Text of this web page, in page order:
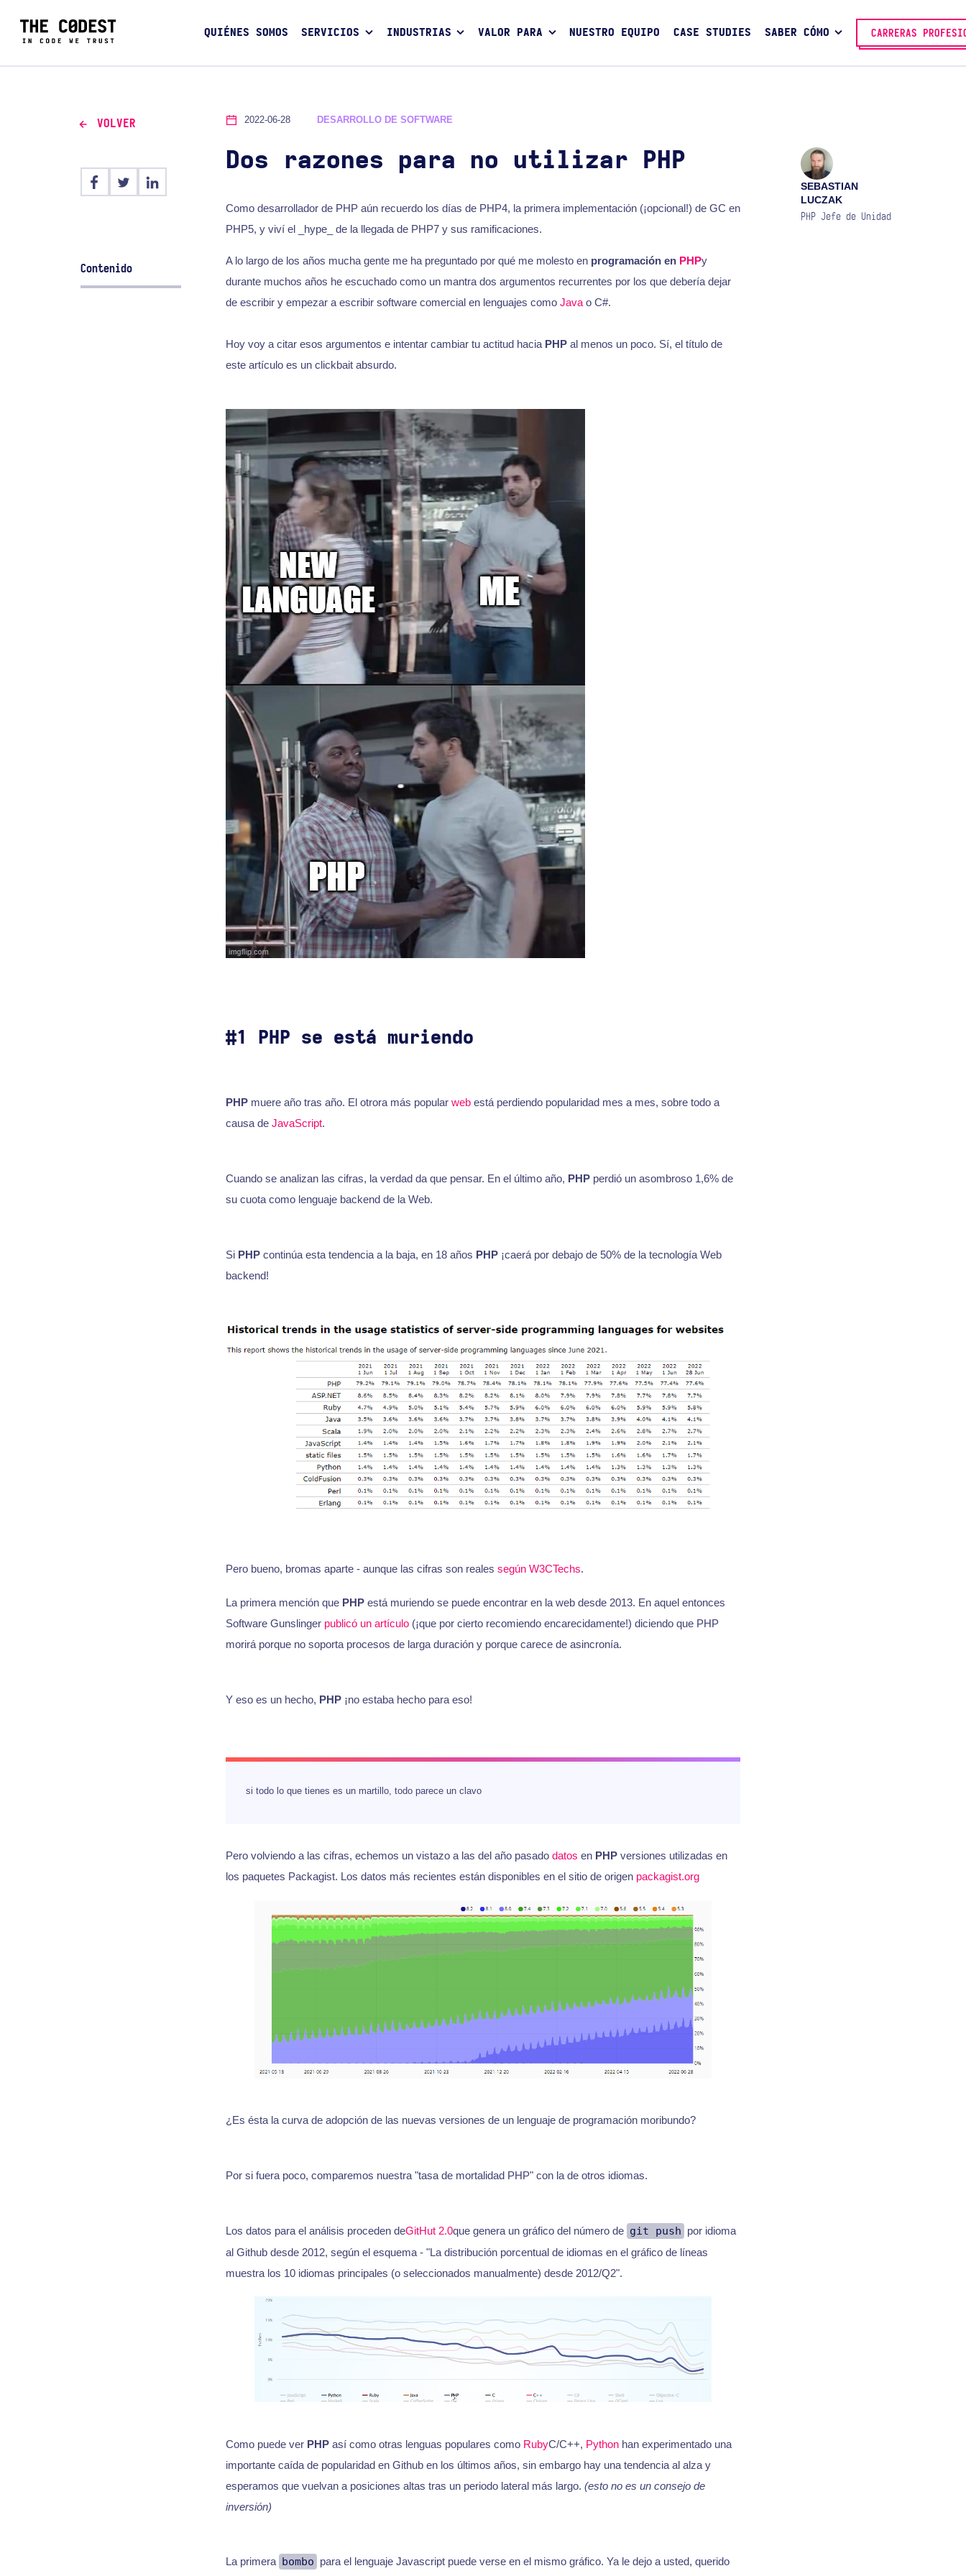
QUIÉNES SOMOS SERVICIOS INDUSTRIAS VALOR PARA NUESTRO EQUIPO CASE STUDIES SABER CÓMO CARRERAS
VOLVER
Contenido
2022-06-28 DESARROLLO DE SOFTWARE
Dos razones para no utilizar PHP
SEBASTIAN
LUCZAK
PHP Jefe de Unidad
Como desarrollador de PHP aún recuerdo los días de PHP4, la primera implementación (¡opcional!) de GC en
PHP5, y viví el _hype_ de la llegada de PHP7 y sus ramificaciones.
A lo largo de los años mucha gente me ha preguntado por qué me molesto en programación en PHPy
durante muchos años he escuchado como un mantra dos argumentos recurrentes por los que debería dejar
de escribir y empezar a escribir software comercial en lenguajes como Javao C#.
Hoy voy a citar esos argumentos e intentar cambiar tu actitud hacia PHPal menos un poco. Sí, el título de
este artículo es un clickbait absurdo.
#1 PHP se está muriendo
PHPmuere año tras año. El otrora más popular webestá perdiendo popularidad mes a mes, sobre todo a
causa de JavaScript.
Cuando se analizan las cifras, la verdad da que pensar. En el último año, PHPperdió un asombroso 1,6% de
su cuota como lenguaje backend de la Web.
Si PHPcontinúa esta tendencia a la baja, en 18 años PHP¡caerá por debajo de 50% de la tecnología Web
backend!
Pero bueno, bromas aparte - aunque las cifras son reales según W3CTechs.
La primera mención que PHPestá muriendo se puede encontrar en la web desde 2013. En aquel entonces
Software Gunslinger publicó un artículo(¡que por cierto recomiendo encarecidamente!) diciendo que PHP
morirá porque no soporta procesos de larga duración y porque carece de asincronía.
Y eso es un hecho, PHP¡no estaba hecho para eso!
si todo lo que tienes es un martillo, todo parece un clavo
Pero volviendo a las cifras, echemos un vistazo a las del año pasado datos en PHPversiones utilizadas en
los paquetes Packagist. Los datos más recientes están disponibles en el sitio de origen packagist.org
¿Es ésta la curva de adopción de las nuevas versiones de un lenguaje de programación moribundo?
Por si fuera poco, comparemos nuestra "tasa de mortalidad PHP" con la de otros idiomas.
Los datos para el análisis proceden deGitHut 2.0que genera un gráfico del número de git push por idioma
al Github desde 2012, según el esquema - "La distribución porcentual de idiomas en el gráfico de líneas
muestra los 10 idiomas principales (o seleccionados manualmente) desde 2012/Q2".
Como puede ver PHPasí como otras lenguas populares como RubyC/C++, Pythonhan experimentado una
importante caída de popularidad en Github en los últimos años, sin embargo hay una tendencia al alza y
esperamos que vuelvan a posiciones altas tras un periodo lateral más largo. (esto no es un consejo de
inversión)
La primera bombo para el lenguaje Javascript puede verse en el mismo gráfico. Ya le dejo a usted, querido